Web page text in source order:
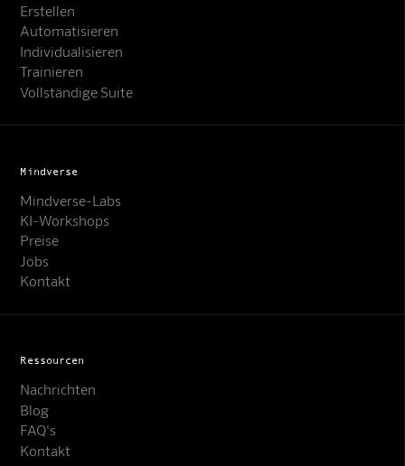
Erstellen
Automatisieren
Individualisieren
Trainieren
Vollständige Suite
Mindverse
Mindverse-Labs
KI-Workshops
Preise
Jobs
Kontakt
Ressourcen
Nachrichten
Blog
FAQ's
Kontakt